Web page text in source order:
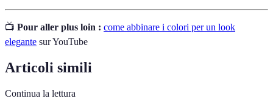
📺 Pour aller plus loin : come abbinare i colori per un look
elegante sur YouTube
Articoli simili
Continua la lettura